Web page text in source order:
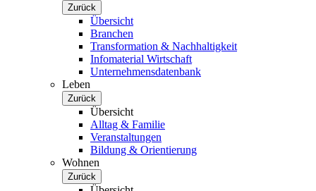
Zurück
Übersicht
Branchen
Transformation & Nachhaltigkeit
Infomaterial Wirtschaft
Unternehmensdatenbank
Leben
Zurück
Übersicht
Alltag & Familie
Veranstaltungen
Bildung & Orientierung
Wohnen
Zurück